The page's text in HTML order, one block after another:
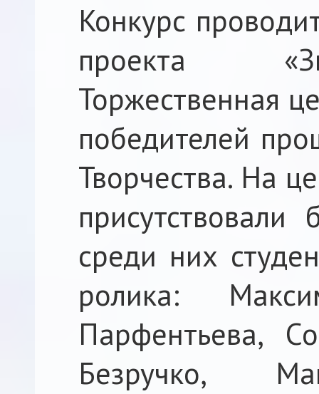
Конкурс
проекта
Торжественная
победителей
Творчества. На
среди них
ролика:
Парфентьева,
Безручко,